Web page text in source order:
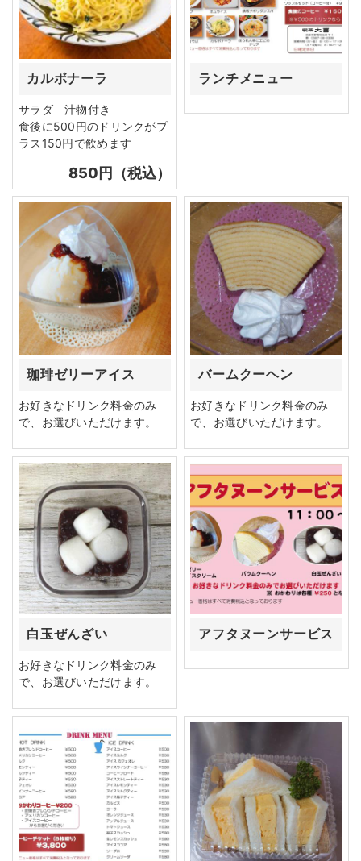
カルボナーラ
サラダ 汁物付き
食後に500円のドリンクがプ
ラス150円で飲めます
850円（税込）
ランチメニュー
珈琲ゼリーアイス
お好きなドリンク料金のみ
で、お選びいただけます。
バームクーヘン
お好きなドリンク料金のみ
で、お選びいただけます。
白玉ぜんざい
お好きなドリンク料金のみ
で、お選びいただけます。
アフタヌーンサービス